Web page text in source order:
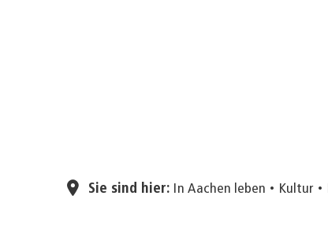
Sie sind hier: In Aachen leben Kultur